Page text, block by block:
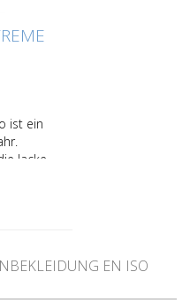
ist ein
Jacke
der
EN ISO